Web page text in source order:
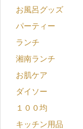
お風呂グッズ
パーティー
ランチ
湘南ランチ
お肌ケア
ダイソー
１００均
キッチン用品